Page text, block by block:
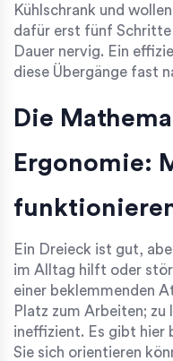
Kühlschrank und
dafür erst fünf Schritte
Dauer nervig. Ein
diese Übergänge fast
Die
Ergonomie:
Ein Dreieck ist gut,
im Alltag hilft oder
einer beklemmenden
Platz zum Arbeiten; zu
ineffizient. Es gibt hier
Sie sich orientieren